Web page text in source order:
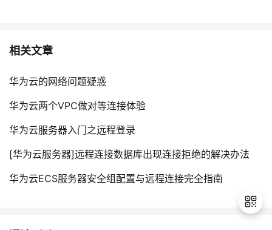
相关文章
华为云的网络问题疑惑
华为云两个VPC做对等连接体验
华为云服务器入门之远程登录
[华为云服务器]远程连接数据库出现连接拒绝的解决办法
华为云ECS服务器安全组配置与远程连接完全指南